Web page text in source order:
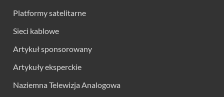
Platformy satelitarne
Sieci kablowe
Artykuł sponsorowany
Artykuły eksperckie
Naziemna Telewizja Analogowa